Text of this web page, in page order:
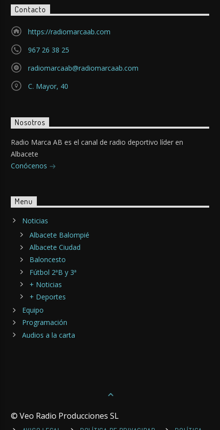
Contacto
https://radiomarcaab.com
967 26 38 25
radiomarcaab@radiomarcaab.com
C. Mayor, 40
Nosotros
Radio Marca AB es el canal de radio deportivo líder en
Albacete
Conócenos
Menu
Noticias
Albacete Balompié
Albacete Ciudad
Baloncesto
Fútbol 2ªB y 3ª
+ Noticias
+ Deportes
Equipo
Programación
Audios a la carta
© Veo Radio Producciones SL